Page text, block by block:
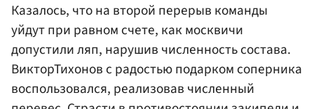
Казалось, что на второй перерыв команды
уйдут при равном счете, как москвичи
допустили ляп, нарушив численность состава.
ВикторТихонов с радостью подарком соперника
воспользовался, реализовав численный